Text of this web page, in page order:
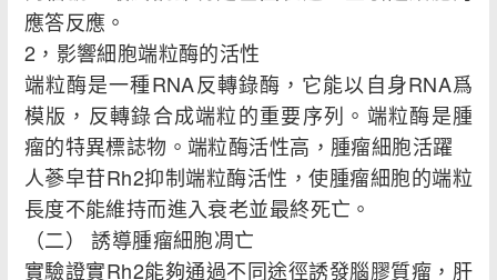
應答反應。
2，影響細胞端粒酶的活性
端粒酶是一種RNA反轉錄酶，它能以自身RNA爲
模版，反轉錄合成端粒的重要序列。端粒酶是腫
瘤的特異標誌物。端粒酶活性高，腫瘤細胞活躍
人蔘皁苷Rh2抑制端粒酶活性，使腫瘤細胞的端粒
長度不能維持而進入衰老並最終死亡。
（二） 誘導腫瘤細胞凋亡
實驗證實Rh2能夠通過不同途徑誘發腦膠質瘤，肝